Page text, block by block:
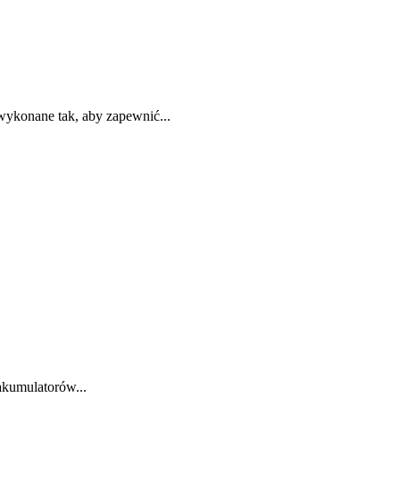
tak, aby zapewnić...